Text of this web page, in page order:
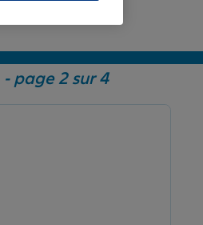
- page 2 sur 4